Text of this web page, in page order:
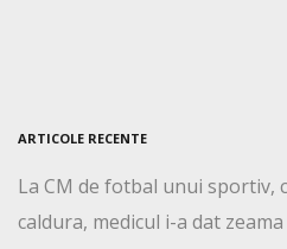
ARTICOLE RECENTE
La CM de fotbal unui sportiv,
caldura, medicul i-a dat